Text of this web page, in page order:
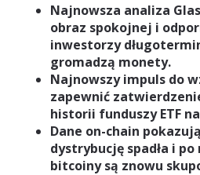
Najnowsza analiza
obraz spokojnej i
inwestorzy
gromadzą monety.
Najnowszy impuls do
zapewnić
historii funduszy ETF
Dane on-chain
dystrybucję spadła i
bitcoiny są znowu